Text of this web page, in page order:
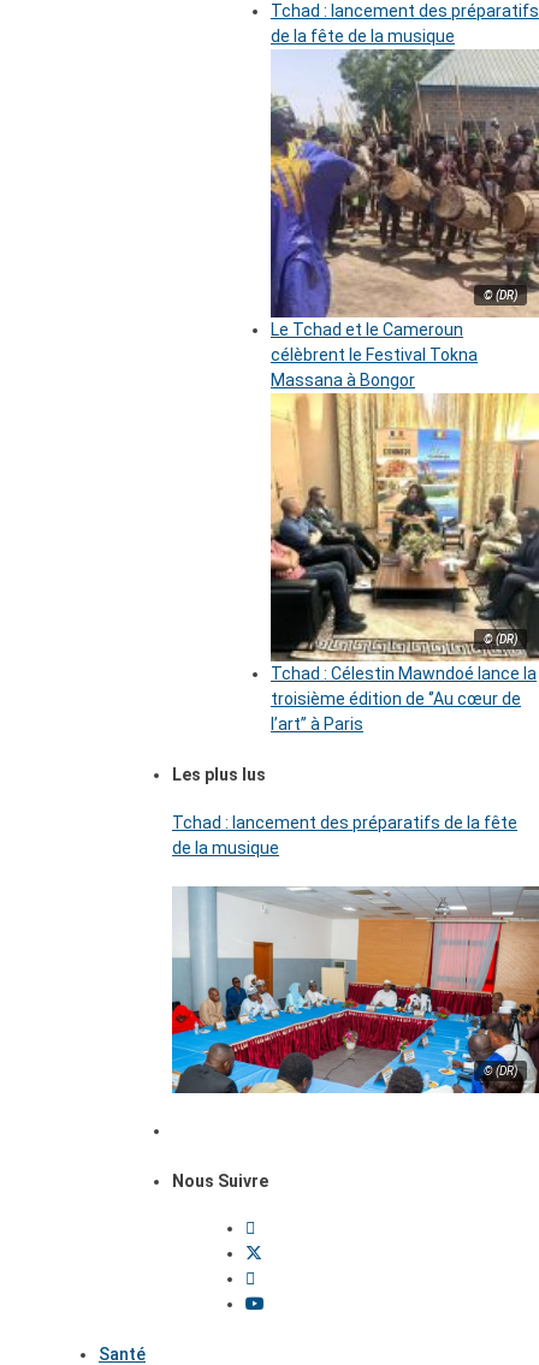
Tchad : lancement des préparatifs
de la fête de la musique
© (DR)
Le Tchad et le Cameroun
célèbrent le Festival Tokna
Massana à Bongor
© (DR)
Tchad : Célestin Mawndoé lance la
troisième édition de ‘’Au cœur de
l’art’’ à Paris
Les plus lus
Tchad : lancement des préparatifs de la fête
de la musique
© (DR)
Nous Suivre
Santé